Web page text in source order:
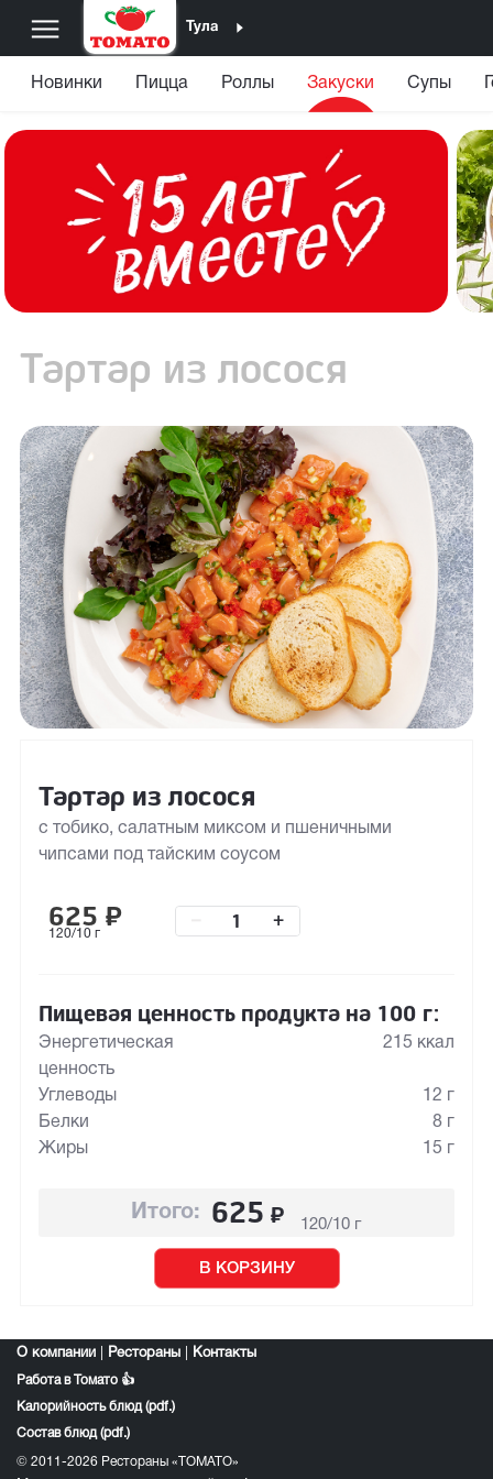
Тула
Новинки Пицца Роллы Закуски Супы
Тартар из лосося
Тартар из лосося
с тобико, салатным миксом и пшеничными
чипсами под тайским соусом
625 ₽
120/10 г
+
Пищевая ценность продукта на 100 г:
Энергетическая
ценность
215 ккал
Углеводы
12 г
Белки
8 г
Жиры
15 г
Итого: 625 ₽ 120/10 г
В КОРЗИНУ
О компании Рестораны Контакты
Работа в Томато 👍
Калорийность блюд (pdf.)
Состав блюд (pdf.)
© 2011-2026 Рестораны «ТОМАТО»